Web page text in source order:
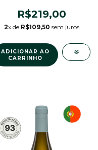
R$219,00
2x de R$109,50 sem juros